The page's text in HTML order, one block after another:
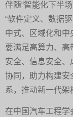
伴随“智能化下半
“软件定义、数据
中式、区域化和中
要满足高算力、
安全、信息安全、
协同，助力构建安
系，推动新一代架
在中国汽车工程学